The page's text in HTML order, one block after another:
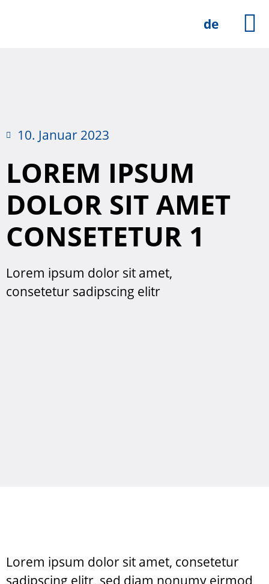
de
10. Januar 2023
LOREM IPSUM
DOLOR SIT AMET
CONSETETUR 1
Lorem ipsum dolor sit amet,
consetetur sadipscing elitr
Lorem ipsum dolor sit amet, consetetur
sadipscing elitr, sed diam nonumy eirmod